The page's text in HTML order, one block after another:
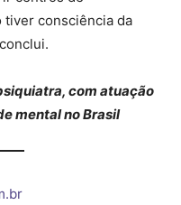
tiver consciência da
com atuação
mental no Brasil